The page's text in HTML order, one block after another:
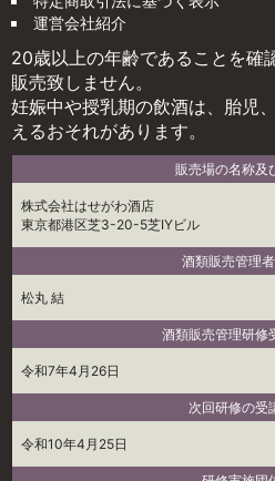
運営会社紹介
20歳以上の年齢であることを確
販売致しません。
妊娠中や授乳期の飲酒は、胎児
えるおそれがあります。
販売場の名称及
株式会社はせがわ酒店
東京都港区芝3-20-5芝IYビル
酒類販売管理
松丸 結
酒類販売管理研修
令和7年4月26日
次回研修の受
令和10年4月25日